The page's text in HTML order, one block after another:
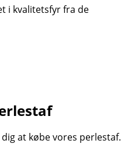
i kvalitetsfyr fra de
at købe vores perlestaf.